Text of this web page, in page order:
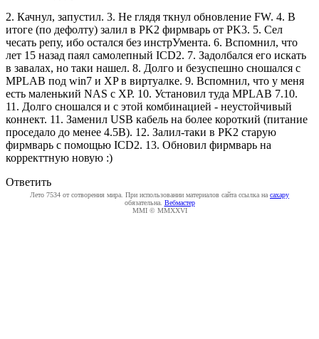
2. Качнул, запустил. 3. Не глядя ткнул обновление FW. 4. В
итоге (по дефолту) залил в PK2 фирмварь от PK3. 5. Сел
чесать репу, ибо остался без инстрУмента. 6. Вспомнил, что
лет 15 назад паял самолепный ICD2. 7. Задолбался его искать
в завалах, но таки нашел. 8. Долго и безуспешно сношался с
MPLAB под win7 и XP в виртуалке. 9. Вспомнил, что у меня
есть маленький NAS с XP. 10. Установил туда MPLAB 7.10.
11. Долго сношался и с этой комбинацией - неустойчивый
коннект. 11. Заменил USB кабель на более короткий (питание
проседало до менее 4.5В). 12. Залил-таки в PK2 старую
фирмварь с помощью ICD2. 13. Обновил фирмварь на
корректтную новую :)
Ответить
Лето 7534 от сотворения мира. При использовании материалов сайта ссылка на caxapу
обязательна. Вебмастер
MMI © MMXXVI